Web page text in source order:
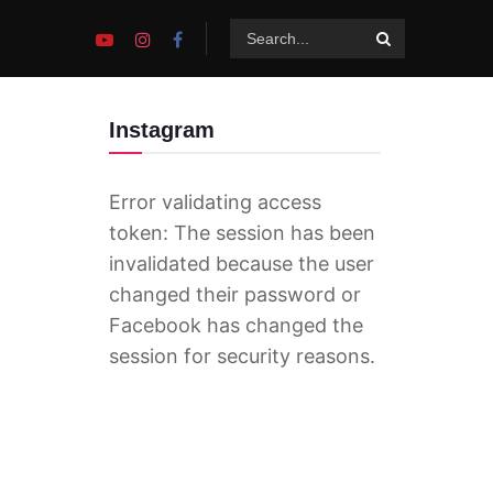
Instagram
Error validating access
token: The session has been
invalidated because the user
changed their password or
Facebook has changed the
session for security reasons.